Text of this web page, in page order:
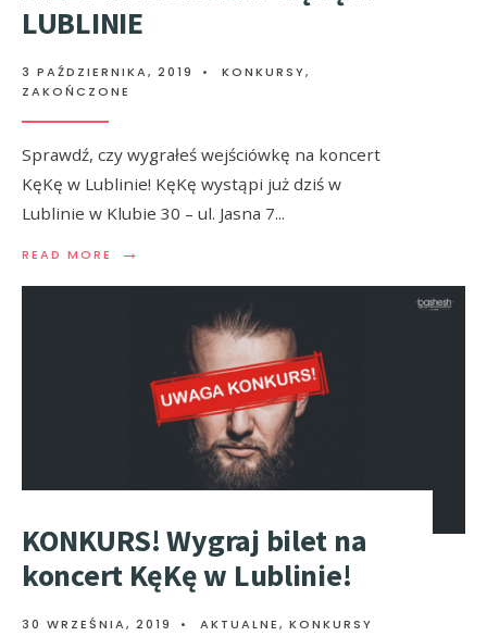
LUBLINIE
3 PAŹDZIERNIKA, 2019 • KONKURSY,
ZAKOŃCZONE
Sprawdź, czy wygrałeś wejściówkę na koncert
KęKę w Lublinie! KęKę wystąpi już dziś w
Lublinie w Klubie 30 – ul. Jasna 7...
READ MORE →
KONKURS! Wygraj bilet na
koncert KęKę w Lublinie!
30 WRZEŚNIA, 2019 • AKTUALNE, KONKURSY